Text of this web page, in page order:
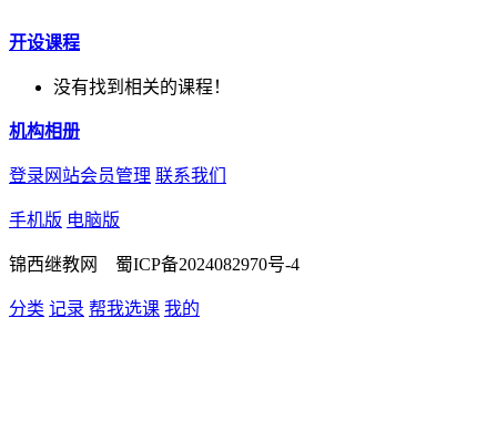
开设课程
没有找到相关的课程！
机构相册
登录网站会员管理 联系我们
手机版 电脑版
锦西继教网 蜀ICP备2024082970号-4
分类 记录 帮我选课 我的